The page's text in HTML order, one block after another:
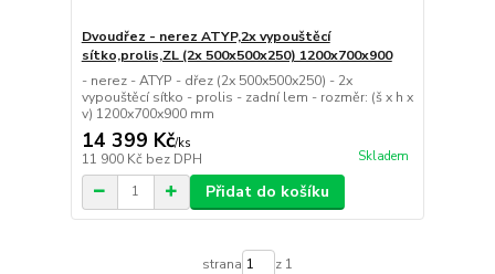
Dvoudřez - nerez ATYP,2x vypouštěcí
sítko,prolis,ZL (2x 500x500x250) 1200x700x900
- nerez - ATYP - dřez (2x 500x500x250) - 2x
vypouštěcí sítko - prolis - zadní lem - rozměr: (š x h x
v) 1200x700x900 mm
14 399 Kč/ks
11 900 Kč bez DPH Skladem
Přidat do košíku
strana z 1